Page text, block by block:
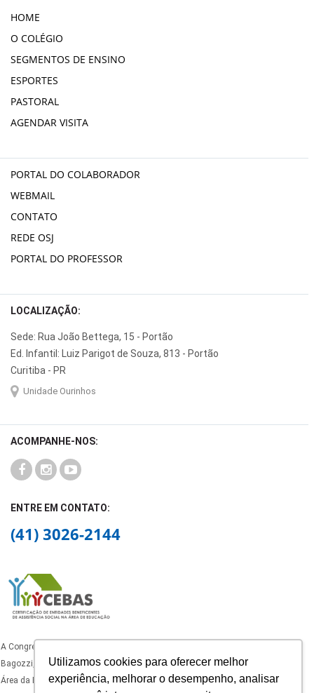
Utilizamos cookies para oferecer melhor
experiência, melhorar o desempenho, analisar
HOME
O COLÉGIO
SEGMENTOS DE ENSINO
ESPORTES
PASTORAL
AGENDAR VISITA
PORTAL DO COLABORADOR
WEBMAIL
CONTATO
REDE OSJ
PORTAL DO PROFESSOR
LOCALIZAÇÃO:
Sede: Rua João Bettega, 15 - Portão
Ed. Infantil: Luiz Parigot de Souza, 813 - Portão
Curitiba - PR
Unidade Ourinhos
ACOMPANHE-NOS:
ENTRE EM CONTATO:
(41) 3026-2144
A Congregação dos Oblatos de São José, mantenedora do Colégio Padre João
Bagozzi, está certificado como Entidade Beneficente de Assistência Social na
Área da Educação, com certificado ativo nos termos da legislação vigente.